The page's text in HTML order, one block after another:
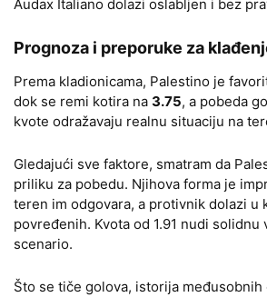
Audax Italiano dolazi oslabljen i bez
Prognoza i preporuke za
Prema kladionicama, Palestino je
dok se remi kotira na 3.75, a pobeda
kvote odražavaju realnu situaciju na
Gledajući sve faktore, smatram da
priliku za pobedu. Njihova forma je
teren im odgovara, a protivnik dolazi u
povređenih. Kvota od 1.91 nudi solidnu
scenario.
Što se tiče golova, istorija međusobnih